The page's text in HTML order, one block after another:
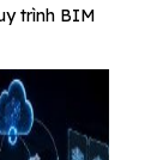
trình BIM